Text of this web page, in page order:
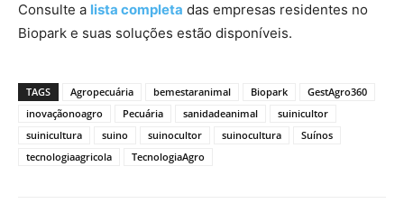
Consulte a lista completa das empresas residentes no
Biopark e suas soluções estão disponíveis.
TAGS Agropecuária bemestaranimal Biopark
GestAgro360
inovaçãonoagro
Pecuária sanidadeanimal
suinicultor
suinicultura
suino suinocultor suinocultura
Suínos
tecnologiaagricola
TecnologiaAgro